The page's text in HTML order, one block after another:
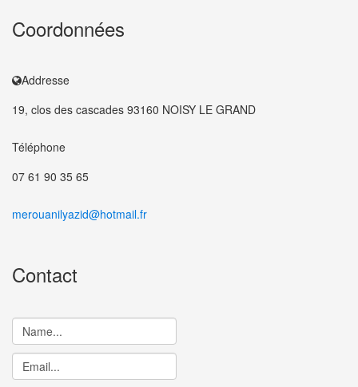
Coordonnées
Addresse
19, clos des cascades 93160 NOISY LE GRAND
Téléphone
07 61 90 35 65
merouanilyazid@hotmail.fr
Contact